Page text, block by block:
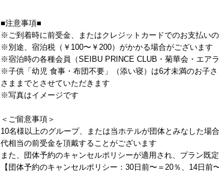
■注意事項■
※ご到着時に前受金、またはクレジットカードでのお支払い
※別途、宿泊税（￥100〜￥200）がかかる場合がございます
※宿泊時の各種会員（SEIBU PRINCE CLUB・菊華会・エア
※子供「幼児 食事・布団不要」（添い寝）は6才未満のお子
さままでとさせていただきます
※写真はイメージです
＜ご留意事項＞
10名様以上のグループ、または当ホテルが団体とみなした場
代相当の前受金を頂戴することがございます
また、団体予約のキャンセルポリシーが適用され、プラン既
【団体予約のキャンセルポリシー：30日前〜＝20％、14日前